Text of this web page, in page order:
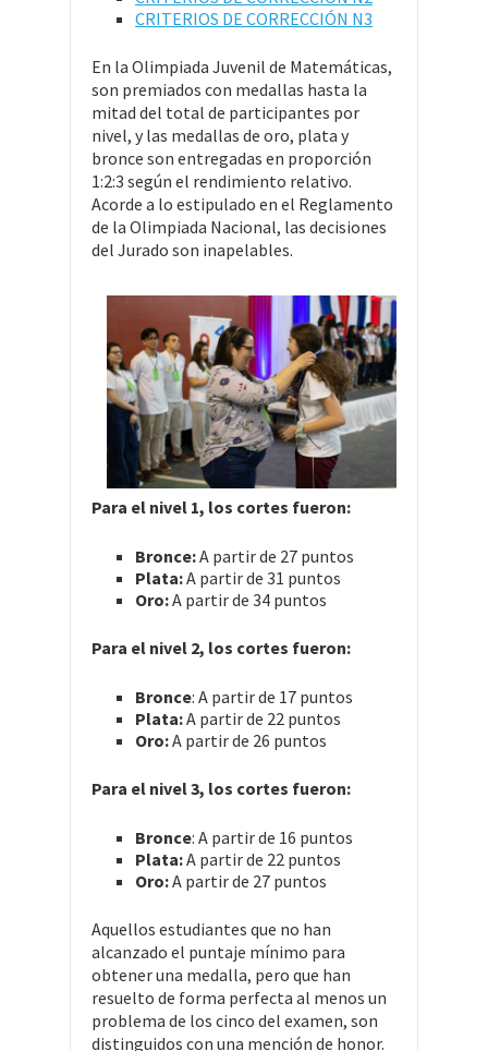
CRITERIOS DE CORRECCIÓN N3
En la Olimpiada Juvenil de Matemáticas,
son premiados con medallas hasta la
mitad del total de participantes por
nivel, y las medallas de oro, plata y
bronce son entregadas en proporción
1:2:3 según el rendimiento relativo.
Acorde a lo estipulado en el Reglamento
de la Olimpiada Nacional, las decisiones
del Jurado son inapelables.
Para el nivel 1, los cortes fueron:
Bronce:A partir de 27 puntos
Plata:A partir de 31 puntos
Oro:A partir de 34 puntos
Para el nivel 2, los cortes fueron:
Bronce: A partir de 17 puntos
Plata:A partir de 22 puntos
Oro:A partir de 26 puntos
Para el nivel 3, los cortes fueron:
Bronce: A partir de 16 puntos
Plata:A partir de 22 puntos
Oro:A partir de 27 puntos
Aquellos estudiantes que no han
alcanzado el puntaje mínimo para
obtener una medalla, pero que han
resuelto de forma perfecta al menos un
problema de los cinco del examen, son
distinguidos con una mención de honor.